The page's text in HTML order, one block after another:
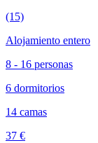
(15)
Alojamiento entero
8 - 16 personas
6 dormitorios
14 camas
37 €